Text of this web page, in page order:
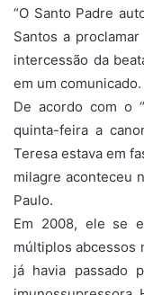
“O Santo Padre
Santos a
intercessão da
em um comunicado.
De acordo com o
quinta-feira a
Teresa estava em
milagre aconteceu
Paulo.
Em 2008, ele se
múltiplos abcessos
já havia passado